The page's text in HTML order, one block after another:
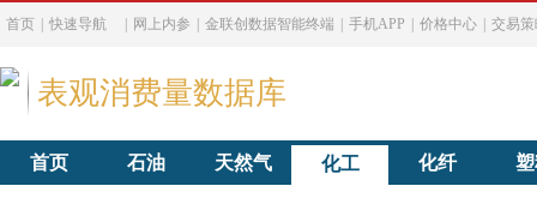
首页 快速导航 网上内参 金联创数据智能终端 手机APP 价格中心 交易
表观消费量数据库
首页 石油 天然气 化工 化纤